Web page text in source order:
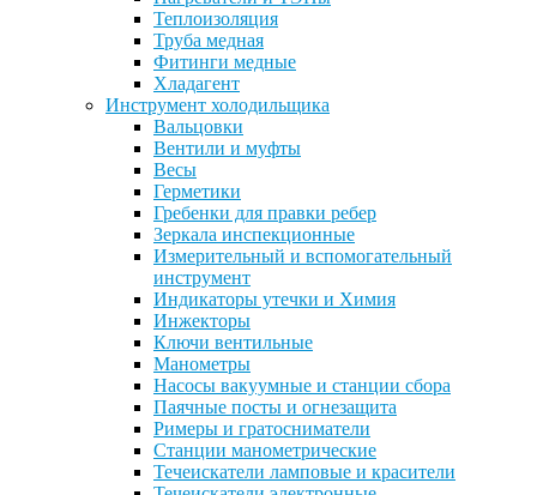
Теплоизоляция
Труба медная
Фитинги медные
Хладагент
Инструмент холодильщика
Вальцовки
Вентили и муфты
Весы
Герметики
Гребенки для правки ребер
Зеркала инспекционные
Измерительный и вспомогательный
инструмент
Индикаторы утечки и Химия
Инжекторы
Ключи вентильные
Манометры
Насосы вакуумные и станции сбора
Паячные посты и огнезащита
Римеры и гратосниматели
Станции манометрические
Течеискатели ламповые и красители